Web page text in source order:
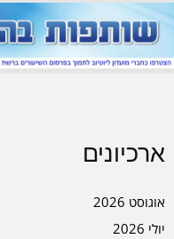
ארכיונים
אוגוסט 2026
יולי 2026